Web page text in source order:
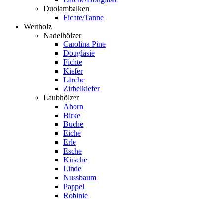
Duolambalken
Fichte/Tanne
Wertholz
Nadelhölzer
Carolina Pine
Douglasie
Fichte
Kiefer
Lärche
Zirbelkiefer
Laubhölzer
Ahorn
Birke
Buche
Eiche
Erle
Esche
Kirsche
Linde
Nussbaum
Pappel
Robinie